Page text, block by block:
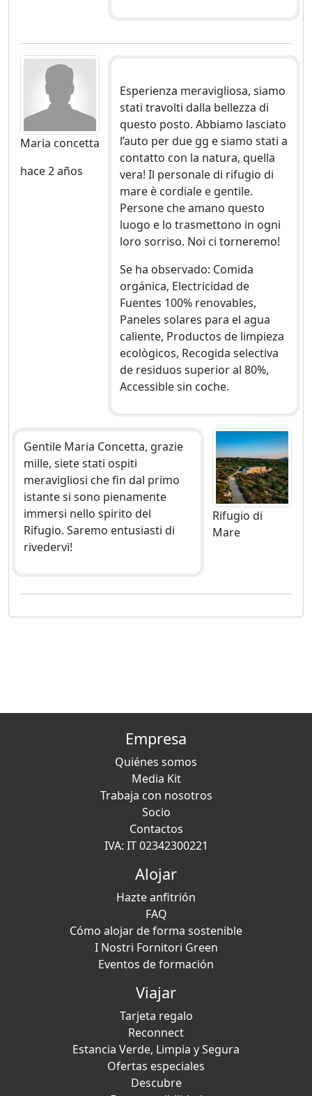
Maria concetta
hace 2 años
Esperienza meravigliosa, siamo
stati travolti dalla bellezza di
questo posto. Abbiamo lasciato
l’auto per due gg e siamo stati a
contatto con la natura, quella
vera! Il personale di rifugio di
mare è cordiale e gentile.
Persone che amano questo
luogo e lo trasmettono in ogni
loro sorriso. Noi ci torneremo!
Se ha observado: Comida
orgánica, Electricidad de
Fuentes 100% renovables,
Paneles solares para el agua
caliente, Productos de limpieza
ecològicos, Recogida selectiva
de residuos superior al 80%,
Accessible sin coche.
Gentile Maria Concetta, grazie
mille, siete stati ospiti
meravigliosi che fin dal primo
istante si sono pienamente
immersi nello spirito del
Rifugio. Saremo entusiasti di
rivedervi!
Rifugio di
Mare
Empresa
Quiénes somos
Media Kit
Trabaja con nosotros
Socio
Contactos
IVA: IT 02342300221
Alojar
Hazte anfitrión
FAQ
Cómo alojar de forma sostenible
I Nostri Fornitori Green
Eventos de formación
Viajar
Tarjeta regalo
Reconnect
Estancia Verde, Limpia y Segura
Ofertas especiales
Descubre